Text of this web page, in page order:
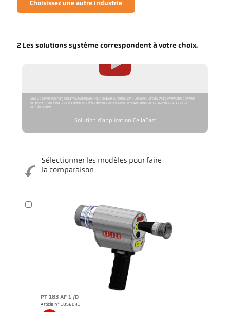
Choisissez une autre industrie
2 Les solutions système correspondent à votre choix.
Cette vidéo ne sera chargée par YouTube que si vous cliquez sur le bouton « Lecture ». Lors du chargement, des données
sont transmises à YouTube et traitées en dehors de notre contrôle. Pour en savoir plus, consultez notre politique de
confidentialité.
Solution d'application CellaCast
Sélectionner les modèles pour faire
la comparaison
PT 183 AF 1 /D
Article n°: 1056041